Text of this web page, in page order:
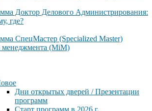
Доктор Делового Администрирования:
где?
СпецМастер (Specialized Master)
менеджмента (MiM)
Дни открытых дверей / Презентации
программ